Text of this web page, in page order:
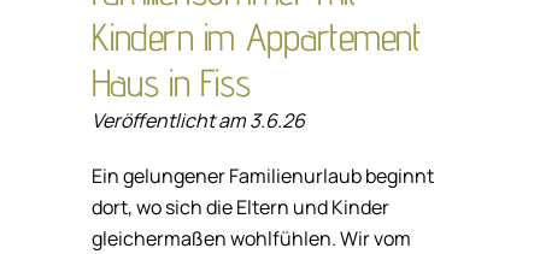
Kindern im Appartement
Haus in Fiss
Veröffentlicht am 3.6.26
Ein gelungener Familienurlaub beginnt
dort, wo sich die Eltern und Kinder
gleichermaßen wohlfühlen. Wir vom